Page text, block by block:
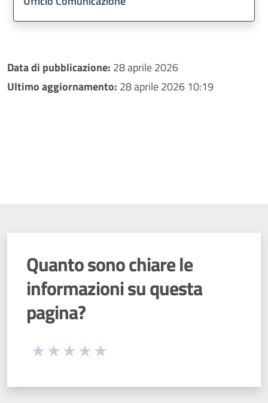
Data di pubblicazione: 28 aprile 2026
Ultimo aggiornamento: 28 aprile 2026 10:19
Quanto sono chiare le
informazioni su questa
pagina?
Seleziona una valutazione da 1 a 5 stelle